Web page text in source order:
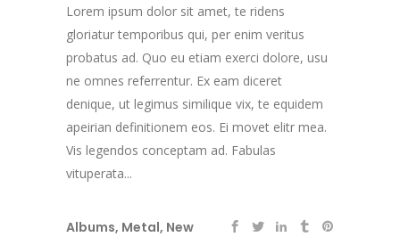
Lorem ipsum dolor sit amet, te ridens
gloriatur temporibus qui, per enim veritus
probatus ad. Quo eu etiam exerci dolore, usu
ne omnes referrentur. Ex eam diceret
denique, ut legimus similique vix, te equidem
apeirian definitionem eos. Ei movet elitr mea.
Vis legendos conceptam ad. Fabulas
vituperata...
Albums, Metal, New